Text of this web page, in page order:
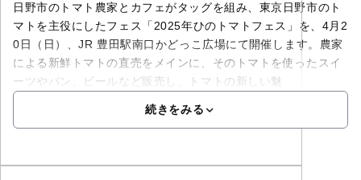
⽇野市のトマト農家とカフェがタッグを組み、東京⽇野市のト
マトを主役にしたフェス「2025年ひのトマトフェス」を、4⽉2
0⽇（⽇）、JR 豊⽥駅南⼝かどっこ広場にて開催します。農家
による新鮮トマトの直売をメインに、そのトマトを使ったスイ
ーツやパン、ビールなど販売し、トマトの新しい魅
続きをみる